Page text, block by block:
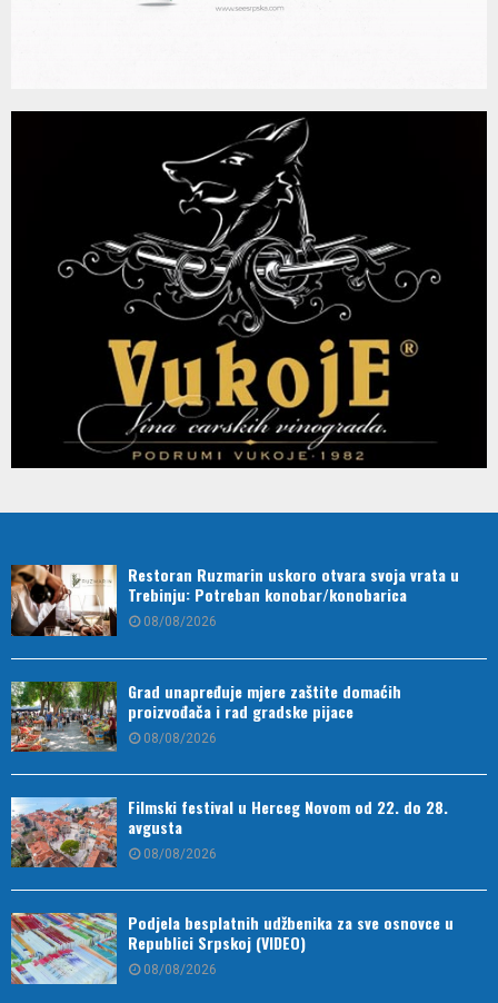
Restoran Ruzmarin uskoro otvara svoja vrata u
Trebinju: Potreban konobar/konobarica
08/08/2026
Grad unapređuje mjere zaštite domaćih
proizvođača i rad gradske pijace
08/08/2026
Filmski festival u Herceg Novom od 22. do 28.
avgusta
08/08/2026
Podjela besplatnih udžbenika za sve osnovce u
Republici Srpskoj (VIDEO)
08/08/2026